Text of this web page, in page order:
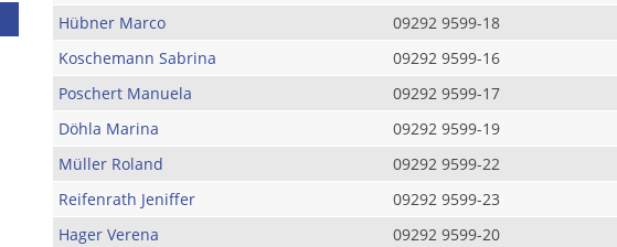
Hübner Marco
09292 9599-18
Koschemann Sabrina
09292 9599-16
Poschert Manuela
09292 9599-17
Döhla Marina
09292 9599-19
Müller Roland
09292 9599-22
Reifenrath Jeniffer
09292 9599-23
Hager Verena
09292 9599-20